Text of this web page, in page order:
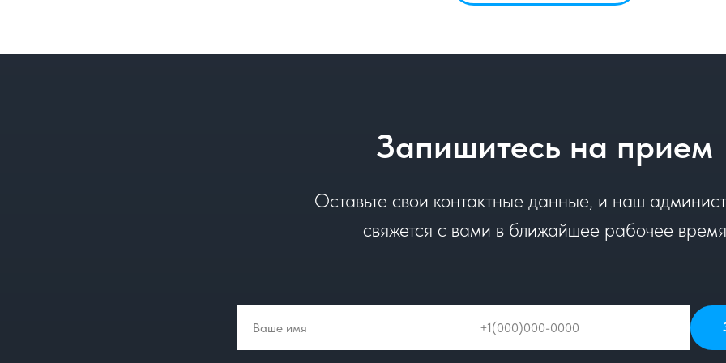
Запишитесь на прием
Оставьте свои контактные данные, и наш
свяжется с вами в ближайшее рабочее время